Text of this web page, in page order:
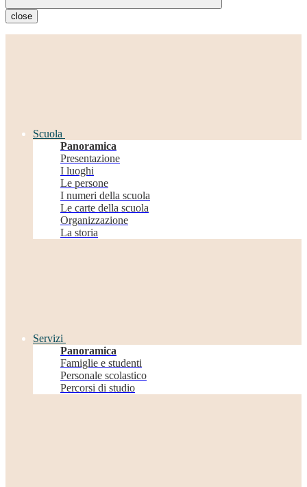
close
Scuola
Panoramica
Presentazione
I luoghi
Le persone
I numeri della scuola
Le carte della scuola
Organizzazione
La storia
Servizi
Panoramica
Famiglie e studenti
Personale scolastico
Percorsi di studio